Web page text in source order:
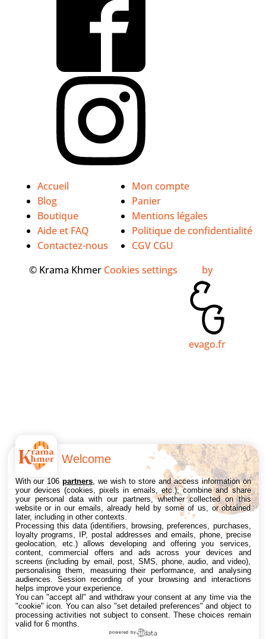
Accueil
Blog
Boutique
Aide et FAQ
Contactez-nous
Mon compte
Panier
Mentions légales
Politique de confidentialité
CGV CGU
© Krama Khmer Cookies settings by
evago.fr
Welcome
With our 106partners , we wish to store and access information on
your devices (cookies, pixels in emails, etc.), combine and share
your personal data with our partners, whether collected on this
website or in our emails, already held by some of us, or obtained
later, including in other contexts.
Processing this data (identifiers, browsing, preferences, purchases,
loyalty programs, IP, postal addresses and emails, phone, precise
geolocation, etc.) allows developing and offering you services,
content, commercial offers and ads across your devices and
screens (including by email, post, SMS, phone, audio, and video),
personalising them, measuring their performance, and analysing
audiences. Session recording of your browsing and interactions
helps improve your experience.
You can "accept all" and withdraw your consent at any time via the
"cookie" icon . You can also "set detailed preferences" and object to
processing activities not subject to consent. These choices remain
valid for 6 months.
powered by